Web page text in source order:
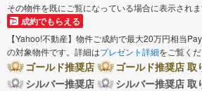
その物件を既にご覧になっている場合に表示されま
成約でもらえる
【Yahoo!不動産】物件ご成約で最大20万円相当
の対象物件です。詳細はプレゼント詳細をご覧くだ
ゴールド推奨店
ゴールド推奨店 取
シルバー推奨店
シルバー推奨店 取